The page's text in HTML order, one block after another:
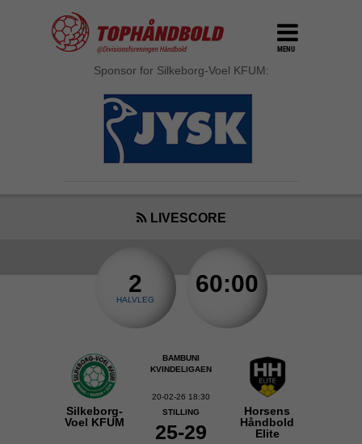
MENU
Sponsor for Silkeborg-Voel KFUM:
LIVESCORE
2
HALVLEG
60:00
Silkeborg-
Voel KFUM
BAMBUNI
KVINDELIGAEN
20-02-26 18:30
STILLING
25-29
Horsens
Håndbold
Elite